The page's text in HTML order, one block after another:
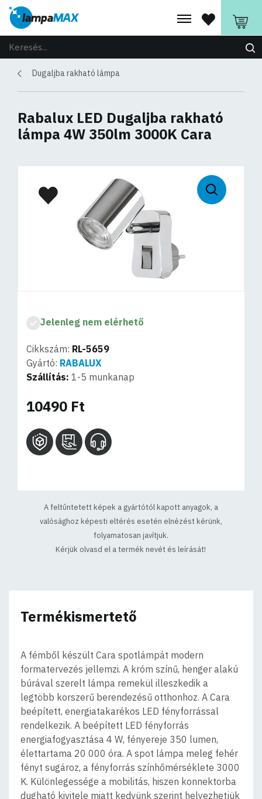
Dugaljba rakható lámpa
Rabalux LED Dugaljba rakható
lámpa 4W 350lm 3000K Cara
Jelenleg nem elérhető
Cikkszám: RL-5659
Gyártó: RABALUX
Szállítás: 1-5 munkanap
10490 Ft
A feltűntetett képek a gyártótól kapott anyagok, a
valósághoz képesti eltérés esetén elnézést kérünk,
folyamatosan javítjuk.
Kérjük olvasd el a termék nevét és leírását!
Termékismertető
A fémből készült Cara spotlámpát modern
formatervezés jellemzi. A króm színű, henger alakú
búrával szerelt lámpa remekül illeszkedik a
legtöbb korszerű berendezésű otthonhoz. A Cara
beépített, energiatakarékos LED fényforrással
rendelkezik. A beépített LED fényforrás
energiafogyasztása 4 W, fényereje 350 lumen,
élettartama 20 000 óra. A spot lámpa meleg fehér
fényt sugároz, a fényforrás színhőmérséklete 3000
K. Különlegessége a mobilitás, hiszen konnektorba
dugható kivitele miatt kedvünk szerint helyezhetjük